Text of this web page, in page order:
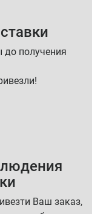
получения
Ваш заказ,